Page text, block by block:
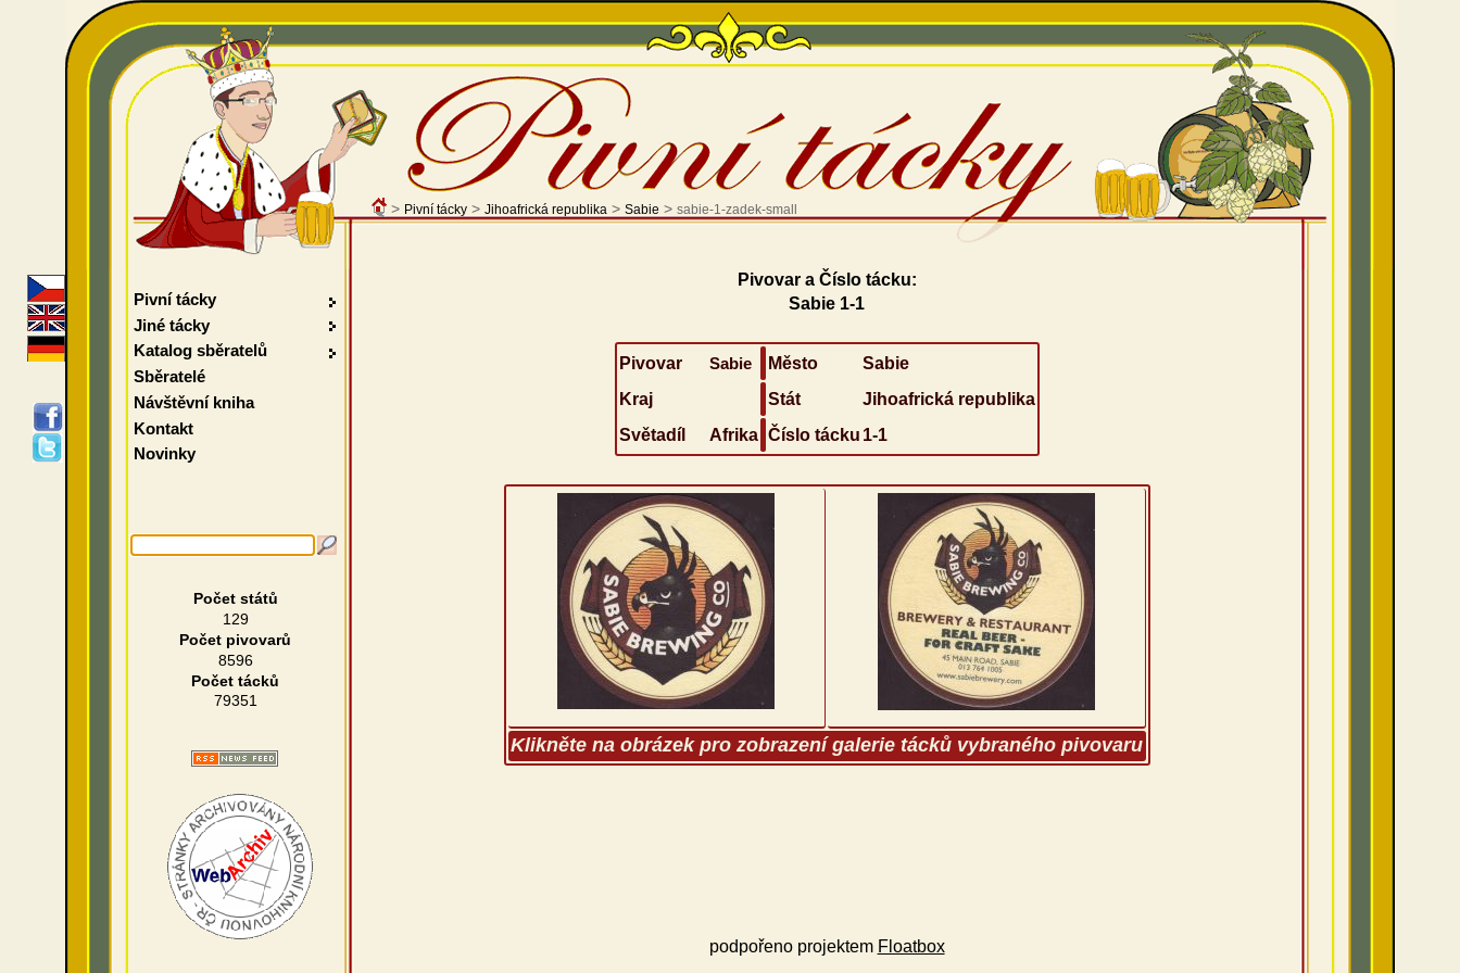
> Pivní tácky> Jihoafrická republika> Sabie > sabie-1-zadek-small
Pivovar a Číslo tácku:
Sabie 1-1
Pivovar Sabie Město
Sabie
Kraj
Stát
Jihoafrická republika
Světadíl
Afrika Číslo tácku 1-1
Klikněte na obrázek pro zobrazení galerie tácků vybraného pivovaru
podpořeno projektem Floatbox
Pivní tácky
Jiné tácky
Katalog sběratelů
Sběratelé
Návštěvní kniha
Kontakt
Novinky
Počet států
129
Počet pivovarů
8596
Počet tácků
79351